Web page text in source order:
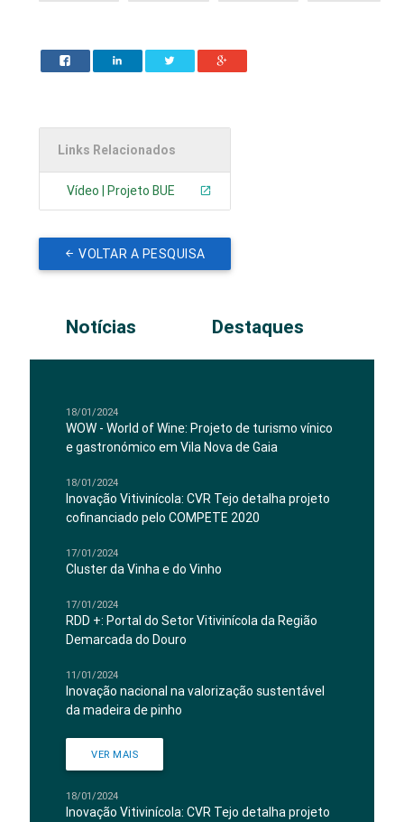
Links Relacionados
Vídeo | Projeto BUE
VOLTAR A PESQUISA
Notícias Destaques
18/01/2024
WOW - World of Wine: Projeto de turismo vínico
e gastronómico em Vila Nova de Gaia
18/01/2024
Inovação Vitivinícola: CVR Tejo detalha projeto
cofinanciado pelo COMPETE 2020
17/01/2024
Cluster da Vinha e do Vinho
17/01/2024
RDD +: Portal do Setor Vitivinícola da Região
Demarcada do Douro
11/01/2024
Inovação nacional na valorização sustentável
da madeira de pinho
VER MAIS
18/01/2024
Inovação Vitivinícola: CVR Tejo detalha projeto